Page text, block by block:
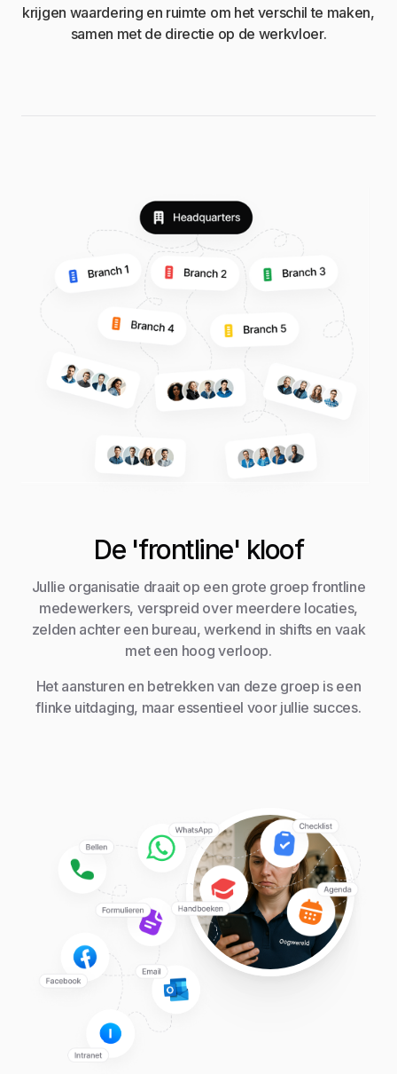
krijgen waardering en ruimte om het verschil te maken,
samen met de directie op de werkvloer.
De 'frontline' kloof
Jullie organisatie draait op een grote groep frontline
medewerkers, verspreid over meerdere locaties,
zelden achter een bureau, werkend in shifts en vaak
met een hoog verloop.
Het aansturen en betrekken van deze groep is een
flinke uitdaging, maar essentieel voor jullie succes.